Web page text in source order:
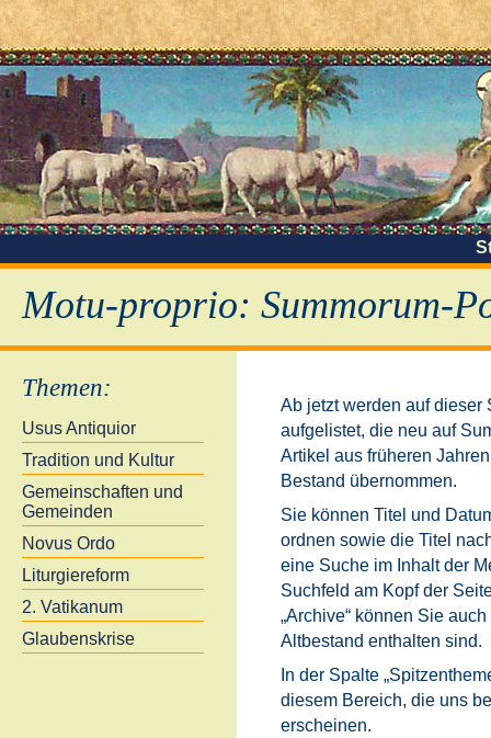
Motu-proprio: Summorum-
Themen:
Usus Antiquior
Tradition und Kultur
Gemeinschaften und
Gemeinden
Novus Ordo
Liturgiereform
2. Vatikanum
Glaubenskrise
Ab jetzt werden auf dieser
aufgelistet, die neu auf
Artikel aus früheren
Bestand übernommen.
Sie können Titel und
ordnen sowie die Titel
eine Suche im Inhalt der
Suchfeld am Kopf der
„Archive“ können Sie
Altbestand enthalten sind.
In der Spalte
diesem Bereich, die uns
erscheinen.